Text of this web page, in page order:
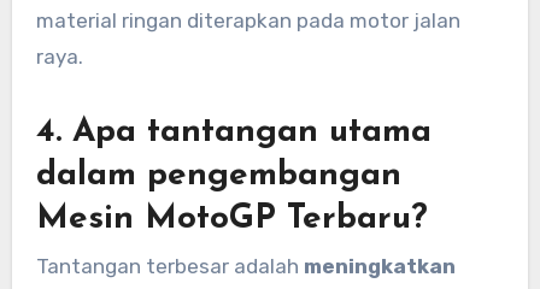
material ringan diterapkan pada motor jalan
raya.
4. Apa tantangan utama
dalam pengembangan
Mesin MotoGP Terbaru?
Tantangan terbesar adalah meningkatkan